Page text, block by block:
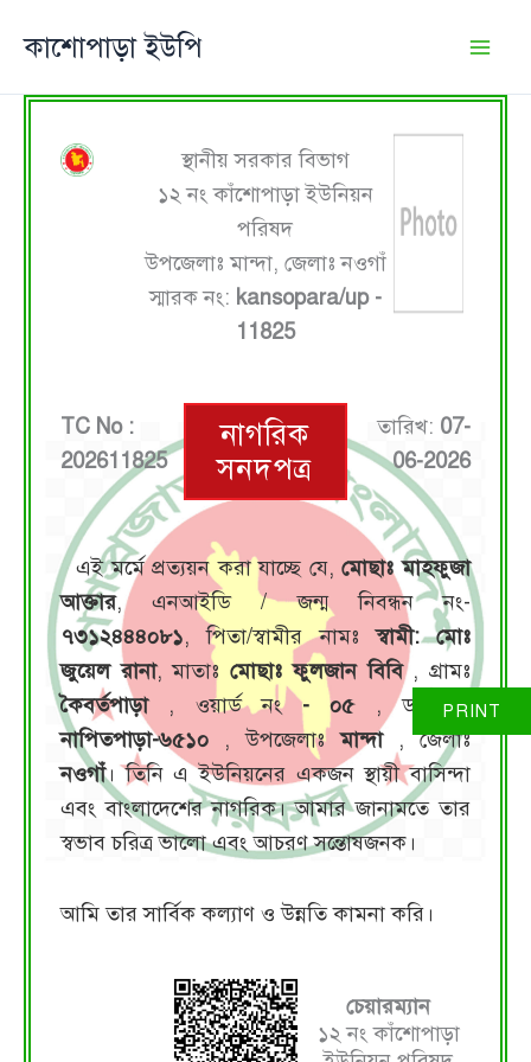
কাশোপাড়া ইউপি
স্থানীয় সরকার বিভাগ
১২ নং কাঁশোপাড়া ইউনিয়ন
পরিষদ
উপজেলাঃ মান্দা, জেলাঃ নওগাঁ
স্মারক নং: kansopara/up -
11825
TC No :
202611825
নাগরিক
সনদপত্র
তারিখ: 07-
06-2026
এই মর্মে প্রত্যয়ন করা যাচ্ছে যে,মোছাঃ মাহফুজা
আক্তার, এনআইডি / জন্ম নিবন্ধন নং-
৭৩১২৪৪৪০৮১, পিতা/স্বামীর নামঃস্বামী: মোঃ
জুয়েল রানা, মাতাঃমোছাঃ ফুলজান বিবি , গ্রামঃ
কৈবর্তপাড়া , ওয়ার্ড নং- ০৫
, ডাকঘরঃ
নাপিতপাড়া-৬৫১০ , উপজেলাঃমান্দা , জেলাঃ
নওগাঁ। তিনি এ ইউনিয়নের একজন স্থায়ী বাসিন্দা
এবং বাংলাদেশের নাগরিক। আমার জানামতে তার
স্বভাব চরিত্র ভালো এবং আচরণ সন্তোষজনক।
আমি তার সার্বিক কল্যাণ ও উন্নতি কামনা করি।
চেয়ারম্যান
১২ নং কাঁশোপাড়া